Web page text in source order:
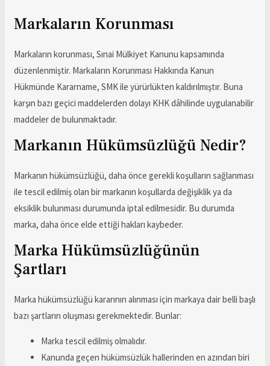
Markaların Korunması
Markaların korunması, Sınai Mülkiyet Kanunu kapsamında
düzenlenmiştir. Markaların Korunması Hakkında Kanun
Hükmünde Kararname, SMK ile yürürlükten kaldırılmıştır. Buna
karşın bazı geçici maddelerden dolayı KHK dâhilinde uygulanabilir
maddeler de bulunmaktadır.
Markanın Hükümsüzlüğü Nedir?
Markanın hükümsüzlüğü, daha önce gerekli koşulların sağlanması
ile tescil edilmiş olan bir markanın koşullarda değişiklik ya da
eksiklik bulunması durumunda iptal edilmesidir. Bu durumda
marka, daha önce elde ettiği hakları kaybeder.
Marka Hükümsüzlüğünün
Şartları
Marka hükümsüzlüğü kararının alınması için markaya dair belli başlı
bazı şartların oluşması gerekmektedir. Bunlar:
Marka tescil edilmiş olmalıdır.
Kanunda geçen hükümsüzlük hallerinden en azından biri